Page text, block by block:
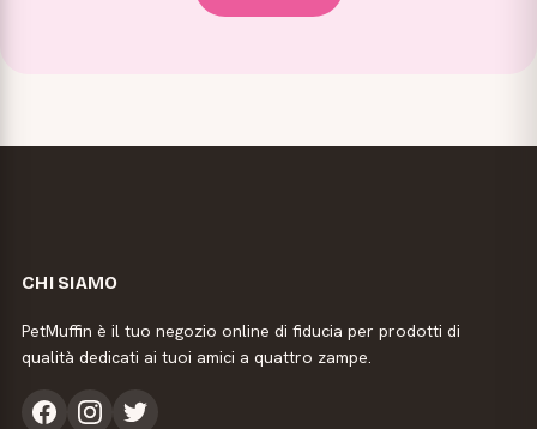
CHI SIAMO
PetMuffin è il tuo negozio online di fiducia per prodotti di
qualità dedicati ai tuoi amici a quattro zampe.